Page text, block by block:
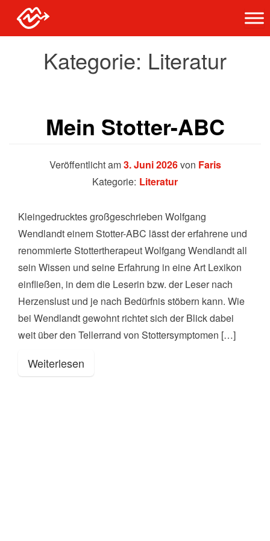
Kategorie: Literatur
Mein Stotter-ABC
Veröffentlicht am3. Juni 2026von Faris
Kategorie: Literatur
Kleingedrucktes großgeschrieben Wolfgang
Wendlandt einem Stotter-ABC lässt der erfahrene und
renommierte Stottertherapeut Wolfgang Wendlandt all
sein Wissen und seine Erfahrung in eine Art Lexikon
einfließen, in dem die Leserin bzw. der Leser nach
Herzenslust und je nach Bedürfnis stöbern kann. Wie
bei Wendlandt gewohnt richtet sich der Blick dabei
weit über den Tellerrand von Stottersymptomen […]
Weiterlesen